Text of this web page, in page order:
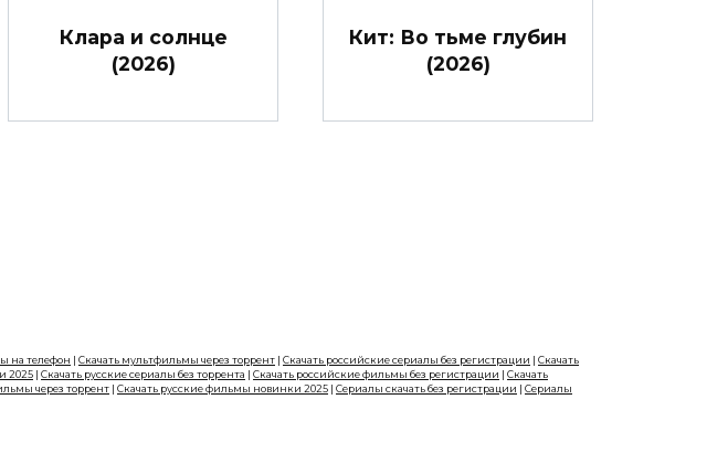
Клара и солнце
(2026)
Кит: Во тьме глубин
(2026)
на телефон | Скачать мультфильмы через торрент | Скачать российские сериалы без регистрации | Скачать
2025 | Скачать русские сериалы без торрента | Скачать российские фильмы без регистрации | Скачать
через торрент | Скачать русские фильмы новинки 2025 | Сериалы скачать без регистрации | Сериалы